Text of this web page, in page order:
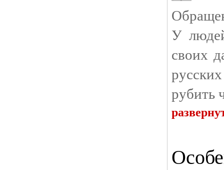
У
своих
рубить